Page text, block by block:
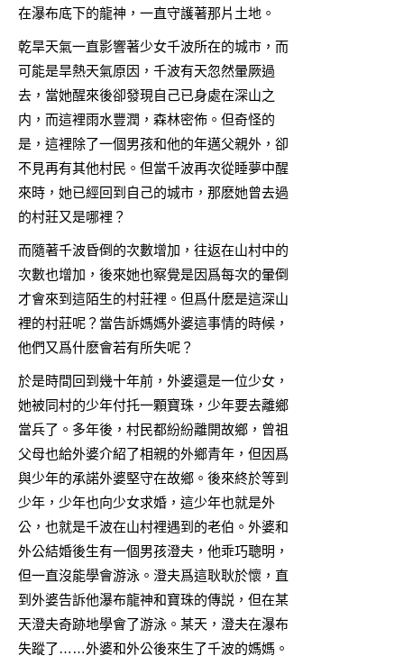
在瀑布底下的龍神，一直守護著那片土地。
乾旱天氣一直影響著少女千波所在的城市，而
可能是旱熱天氣原因，千波有天忽然暈厥過
去，當她醒來後卻發現自己已身處在深山之
内，而這裡雨水豐潤，森林密佈。但奇怪的
是，這裡除了一個男孩和他的年邁父親外，卻
不見再有其他村民。但當千波再次從睡夢中醒
來時，她已經回到自己的城市，那麽她曾去過
的村莊又是哪裡？
而隨著千波昏倒的次數增加，往返在山村中的
次數也增加，後來她也察覺是因爲每次的暈倒
才會來到這陌生的村莊裡。但爲什麽是這深山
裡的村莊呢？當告訴媽媽外婆這事情的時候，
他們又爲什麽會若有所失呢？
於是時間回到幾十年前，外婆還是一位少女，
她被同村的少年付托一顆寶珠，少年要去離鄉
當兵了。多年後，村民都紛紛離開故鄉，曾祖
父母也給外婆介紹了相親的外鄉青年，但因爲
與少年的承諾外婆堅守在故鄉。後來終於等到
少年，少年也向少女求婚，這少年也就是外
公，也就是千波在山村裡遇到的老伯。外婆和
外公結婚後生有一個男孩澄夫，他乖巧聰明，
但一直沒能學會游泳。澄夫爲這耿耿於懷，直
到外婆告訴他瀑布龍神和寶珠的傳説，但在某
天澄夫奇跡地學會了游泳。某天，澄夫在瀑布
失蹤了……外婆和外公後來生了千波的媽媽。